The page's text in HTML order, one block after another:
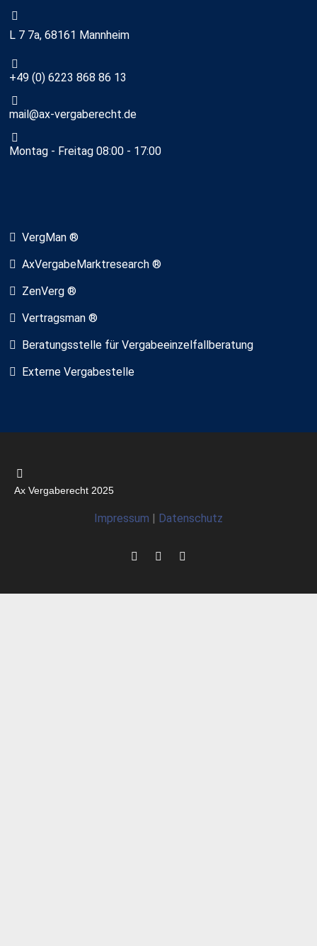
L 7 7a, 68161 Mannheim
+49 (0) 6223 868 86 13
mail@ax-vergaberecht.de
Montag - Freitag 08:00 - 17:00
VergMan ®
AxVergabeMarktresearch ®
ZenVerg ®
Vertragsman ®
Beratungsstelle für Vergabeeinzelfallberatung
Externe Vergabestelle
Ax Vergaberecht 2025
Impressum Datenschutz